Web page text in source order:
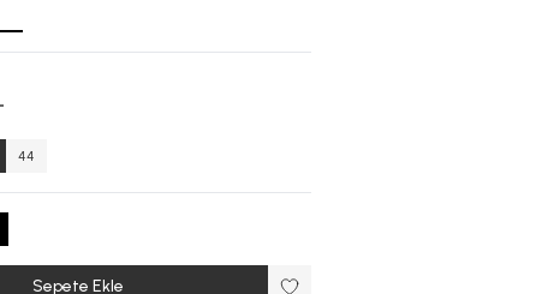
44
Sepete Ekle